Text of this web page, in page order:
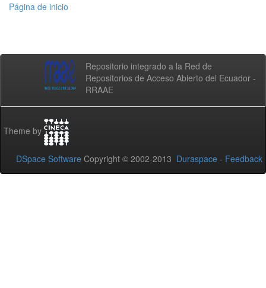
Página de inicio
Repositorio integrado a la Red de
Repositorios de Acceso Abierto del Ecuador -
RRAAE
Theme by
DSpace Software Copyright © 2002-2013 Duraspace - Feedback